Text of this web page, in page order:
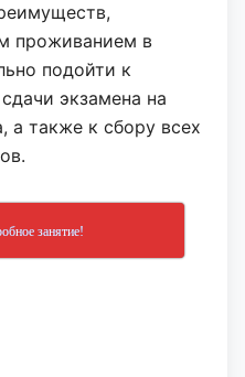
проживанием в
подойти к
экзамена на
а также к сбору всех
занятие!